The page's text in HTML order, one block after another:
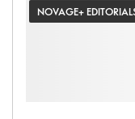
NOVAGE+